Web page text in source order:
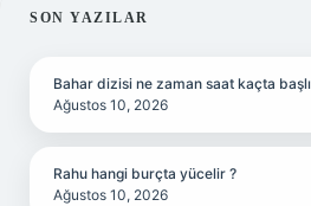
SIDEBAR
SON YAZILAR
Bahar dizisi ne zaman saat kaçta
Ağustos 10, 2026
Rahu hangi burçta yücelir ?
Ağustos 10, 2026